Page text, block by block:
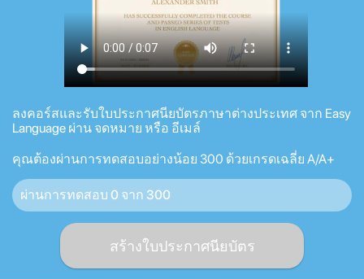
ลงคอร์สและรับใบประกาศนียบัตรภาษาต่างประเทศ จาก Easy
Language ผ่าน จดหมาย หรือ อีเมล์
คุณต้องผ่านการทดสอบอย่างน้อย 300 ด้วยเกรดเฉลี่ย A/A+
ผ่านการทดสอบ 0 จาก 300
สร้างใบประกาศนียบัตร